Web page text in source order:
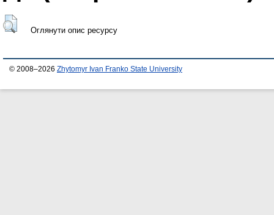
Оглянути опис ресурсу
© 2008–2026 Zhytomyr Ivan Franko State University